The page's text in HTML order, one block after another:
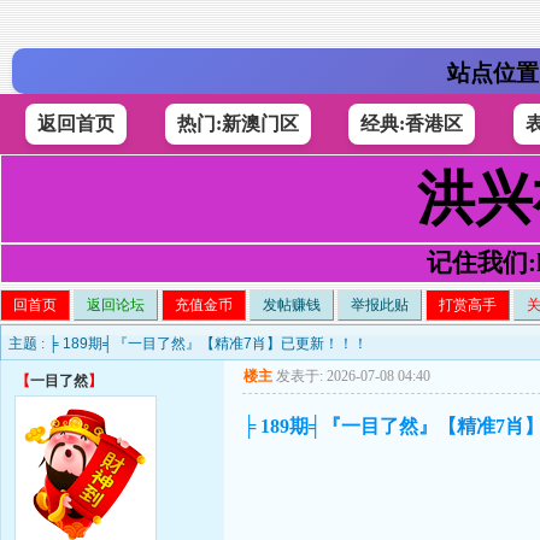
站点位
返回首页 热门:新澳门区 经典:香港区
洪
记住我们
回首页 返回论坛 充值金币 发帖赚钱 举报此贴 打赏高手
主题 : ╞ 189期╡『一目了然』【精准7肖】已更新！！！
【一目了然】 楼主 发表于: 2026-07-08 04:40
╞ 189期╡『一目了然』【精准7肖